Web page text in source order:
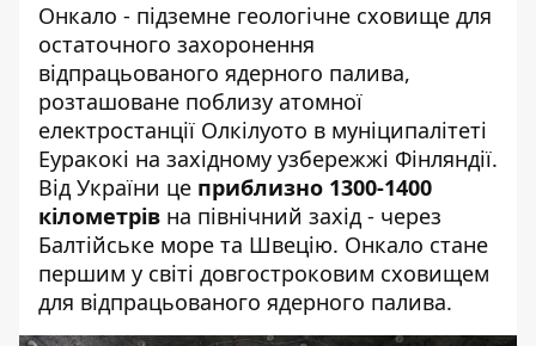
Онкало - підземне геологічне сховище для
остаточного захоронення
відпрацьованого ядерного палива,
розташоване поблизу атомної
електростанції Олкілуото в муніципалітеті
Еуракокі на західному узбережжі Фінляндії.
Від України це приблизно 1300-1400
кілометрів на північний захід - через
Балтійське море та Швецію. Онкало стане
першим у світі довгостроковим сховищем
для відпрацьованого ядерного палива.